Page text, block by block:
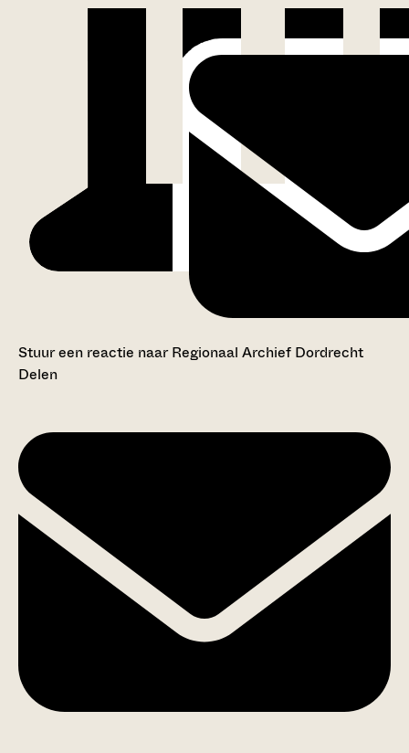
Stuur een reactie naar Regionaal Archief Dordrecht
Delen